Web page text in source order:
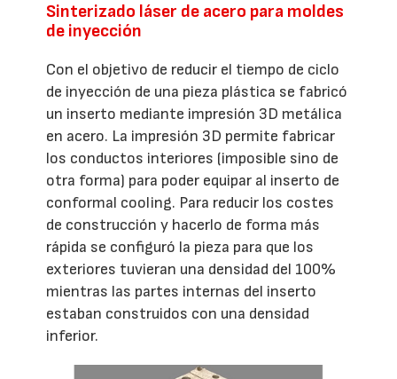
Sinterizado láser de acero para moldes
de inyección
Con el objetivo de reducir el tiempo de ciclo
de inyección de una pieza plástica se fabricó
un inserto mediante impresión 3D metálica
en acero. La impresión 3D permite fabricar
los conductos interiores (imposible sino de
otra forma) para poder equipar al inserto de
conformal cooling. Para reducir los costes
de construcción y hacerlo de forma más
rápida se configuró la pieza para que los
exteriores tuvieran una densidad del 100%
mientras las partes internas del inserto
estaban construidos con una densidad
inferior.